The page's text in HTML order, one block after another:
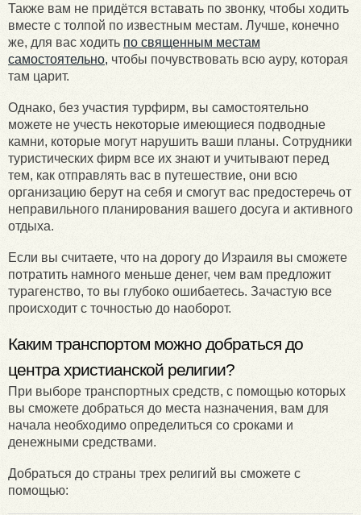
Также вам не придётся вставать по звонку, чтобы ходить
вместе с толпой по известным местам. Лучше, конечно
же, для вас ходить по священным местам
самостоятельно, чтобы почувствовать всю ауру, которая
там царит.
Однако, без участия турфирм, вы самостоятельно
можете не учесть некоторые имеющиеся подводные
камни, которые могут нарушить ваши планы. Сотрудники
туристических фирм все их знают и учитывают перед
тем, как отправлять вас в путешествие, они всю
организацию берут на себя и смогут вас предостеречь от
неправильного планирования вашего досуга и активного
отдыха.
Если вы считаете, что на дорогу до Израиля вы сможете
потратить намного меньше денег, чем вам предложит
турагенство, то вы глубоко ошибаетесь. Зачастую все
происходит с точностью до наоборот.
Каким транспортом можно добраться до
центра христианской религии?
При выборе транспортных средств, с помощью которых
вы сможете добраться до места назначения, вам для
начала необходимо определиться со сроками и
денежными средствами.
Добраться до страны трех религий вы сможете с
помощью: